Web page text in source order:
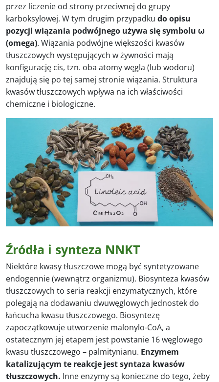
przez liczenie od strony przeciwnej do grupy
karboksylowej. W tym drugim przypadku do opisu
pozycji wiązania podwójnego używa się symbolu ω
(omega). Wiązania podwójne większości kwasów
tłuszczowych występujących w żywności mają
konfigurację cis, tzn. oba atomy węgla (lub wodoru)
znajdują się po tej samej stronie wiązania. Struktura
kwasów tłuszczowych wpływa na ich właściwości
chemiczne i biologiczne.
Źródła i synteza NNKT
Niektóre kwasy tłuszczowe mogą być syntetyzowane
endogennie (wewnątrz organizmu). Biosynteza kwasów
tłuszczowych to seria reakcji enzymatycznych, które
polegają na dodawaniu dwuwęglowych jednostek do
łańcucha kwasu tłuszczowego. Biosyntezę
zapoczątkowuje utworzenie malonylo-CoA, a
ostatecznym jej etapem jest powstanie 16 węglowego
kwasu tłuszczowego – palmitynianu. Enzymem
katalizującym te reakcje jest syntaza kwasów
tłuszczowych. Inne enzymy są konieczne do tego, żeby